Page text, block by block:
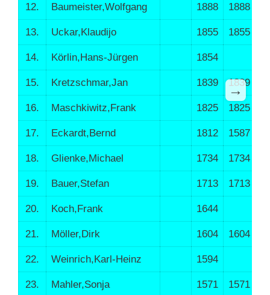
12. Baumeister,Wolfgang 1888 1888
13. Uckar,Klaudijo 1855 1855
14. Körlin,Hans-Jürgen 1854
15. Kretzschmar,Jan 1839 1839
16. Maschkiwitz,Frank 1825 1825
17. Eckardt,Bernd 1812 1587
18. Glienke,Michael 1734 1734
19. Bauer,Stefan 1713 1713
20. Koch,Frank 1644
21. Möller,Dirk 1604 1604
22. Weinrich,Karl-Heinz 1594
23. Mahler,Sonja 1571 1571
→